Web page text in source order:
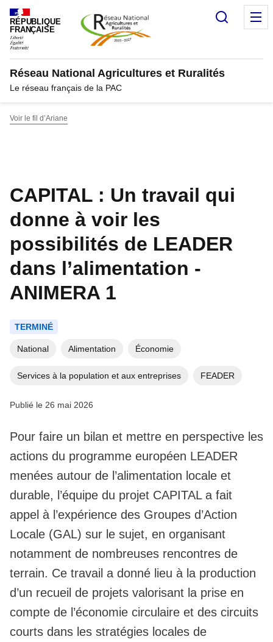
Panneau de gestion des cookies
RÉPUBLIQUE
FRANÇAISE
Réseau National Agricultures et Ruralités
Le réseau français de la PAC
Voir le fil d’Ariane
CAPITAL : Un travail qui
donne à voir les
possibilités de LEADER
dans l’alimentation -
ANIMERA 1
TERMINÉ
National Alimentation Économie
Services à la population et aux entreprises FEADER
Publié le 26 mai 2026
Pour faire un bilan et mettre en perspective les
actions du programme européen LEADER
menées autour de l’alimentation locale et
durable, l’équipe du projet CAPITAL a fait
appel à l’expérience des Groupes d’Action
Locale (GAL) sur le sujet, en organisant
notamment de nombreuses rencontres de
terrain. Ce travail a donné lieu à la production
d’un recueil de projets valorisant la prise en
compte de l’économie circulaire et des circuits
courts dans les stratégies locales de